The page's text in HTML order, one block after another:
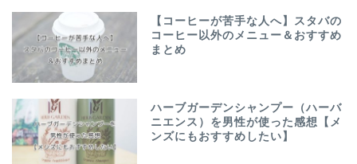
【コーヒーが苦手な人へ】スタバの
コーヒー以外のメニュー＆おすすめ
まとめ
ハーブガーデンシャンプー（ハーバ
ニエンス）を男性が使った感想【メ
ンズにもおすすめしたい】